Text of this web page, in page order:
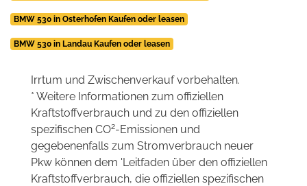
BMW 530 in Osterhofen Kaufen oder leasen
BMW 530 in Landau Kaufen oder leasen
Irrtum und Zwischenverkauf vorbehalten.
* Weitere Informationen zum offiziellen
Kraftstoffverbrauch und zu den offiziellen
spezifischen CO2-Emissionen und
gegebenenfalls zum Stromverbrauch neuer
Pkw können dem 'Leitfaden über den offiziellen
Kraftstoffverbrauch, die offiziellen spezifischen